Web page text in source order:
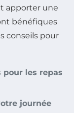
apporter une
bénéfiques
conseils pour
pour les repas
journée